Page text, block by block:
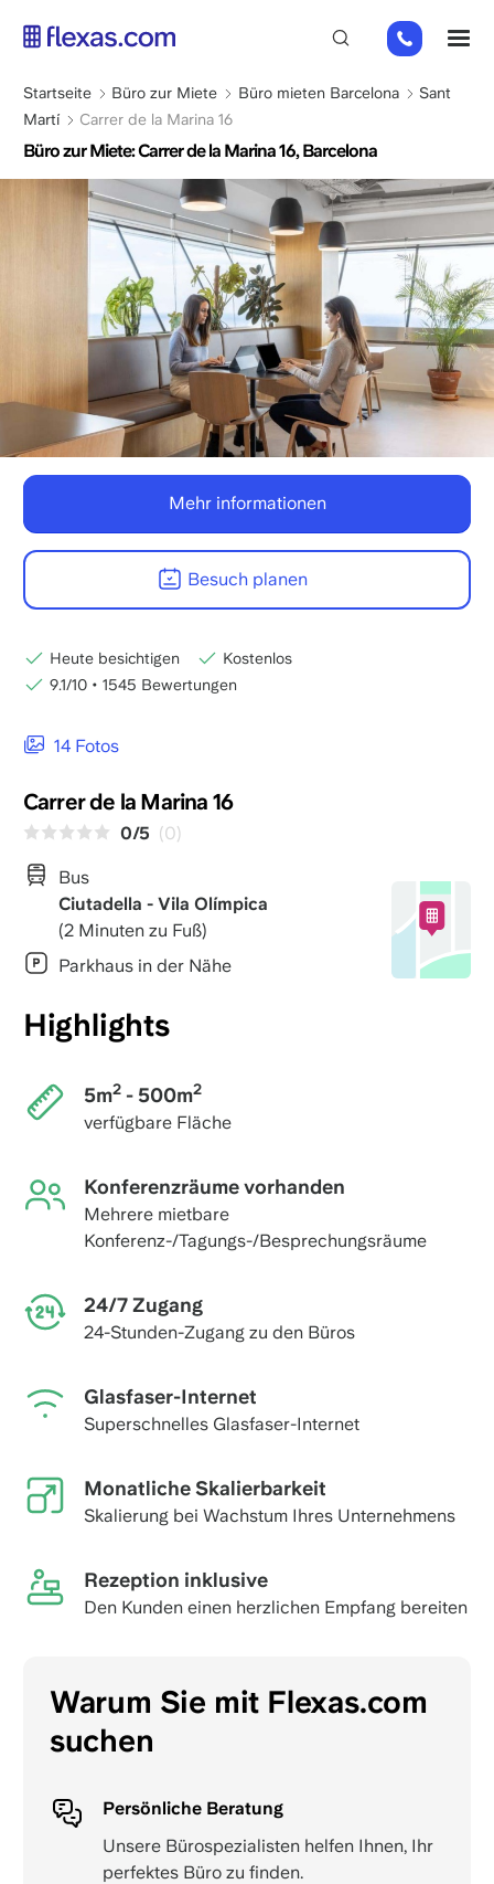
zum
+31
202
269
Pfadnavigation
Startseite Büro zur Miete Büro mieten Barcelona
Sant
Martí
Carrer de la Marina 16
Büro zur Miete: Carrer de la Marina 16, Barcelona
14 Fotos
Carrer de la Marina 16
0/5 (0)
Bus
Ciutadella - Vila Olímpica
(2 Minuten zu Fuß)
Parkhaus in der Nähe
Highlights
5m2- 500m2
verfügbare Fläche
Konferenzräume vorhanden
Mehrere mietbare
Konferenz-/Tagungs-/Besprechungsräume
24/7 Zugang
24-Stunden-Zugang zu den Büros
Glasfaser-Internet
Superschnelles Glasfaser-Internet
Monatliche Skalierbarkeit
Skalierung bei Wachstum Ihres Unternehmens
Rezeption inklusive
Den Kunden einen herzlichen Empfang bereiten
Warum Sie mit Flexas.com
suchen
Persönliche Beratung
Unsere Bürospezialisten helfen Ihnen, Ihr
perfektes Büro zu finden.
Mehr informationen
Besuch planen
Heute besichtigen
Kostenlos
9.1/10 • 1545 Bewertungen